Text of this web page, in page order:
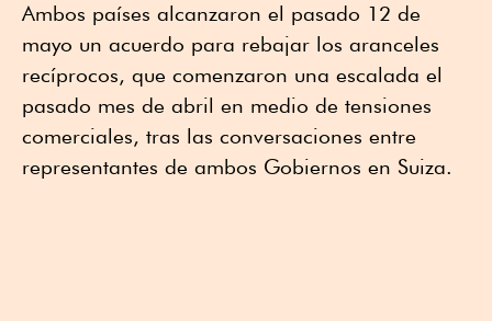
Ambos países alcanzaron el pasado 12 de
mayo un acuerdo para rebajar los aranceles
recíprocos, que comenzaron una escalada el
pasado mes de abril en medio de tensiones
comerciales, tras las conversaciones entre
representantes de ambos Gobiernos en Suiza.